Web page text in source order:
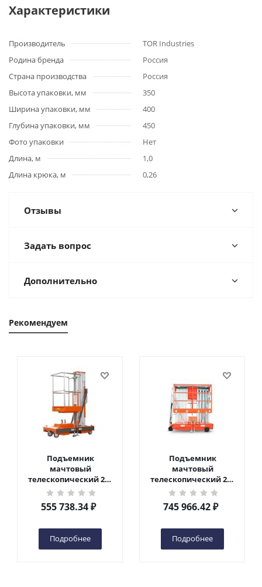
Характеристики
Производитель
TOR Industries
Родина бренда
Россия
Страна производства
Россия
Высота упаковки, мм
350
Ширина упаковки, мм
400
Глубина упаковки, мм
450
Фото упаковки
Нет
Длина, м
1,0
Длина крюка, м
0,26
Отзывы
Задать вопрос
Дополнительно
Рекомендуем
Подъемник
мачтовый
телескопический 200
кг 6 м TOR GTWY6-200S
DC 2-мачтовый
(автономный) (G) в
555 738.34₽
Подробнее
Подъемник
мачтовый
телескопический 200
кг 10 м TOR GTWY10-
200S DC 2-мачтовый
(автономный) (N) в
745 966.42₽
Подробнее